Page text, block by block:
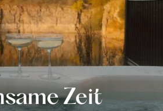
Zeit